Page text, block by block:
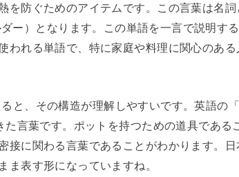
を防ぐためのアイテムです。この言葉は名
ダー）となります。この単語を一言で説明す
われる単語で、特に家庭や料理に関心のあ
と、その構造が理解しやすいです。英語の
言葉です。ポットを持つための道具である
接に関わる言葉であることがわかります。日
ま表す形になっていますね。